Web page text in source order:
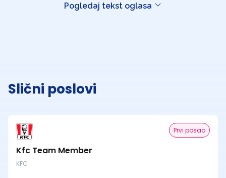
Pogledaj tekst oglasa
Slični poslovi
Prvi posao
Kfc Team Member
KFC